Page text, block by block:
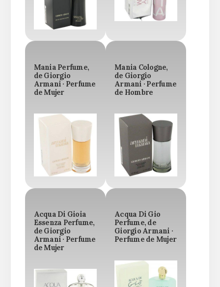
Mania Perfume,
de Giorgio
Armani · Perfume
de Mujer
Mania Cologne,
de Giorgio
Armani · Perfume
de Hombre
Acqua Di Gioia
Essenza Perfume,
de Giorgio
Armani · Perfume
de Mujer
Acqua Di Gio
Perfume, de
Giorgio Armani ·
Perfume de Mujer